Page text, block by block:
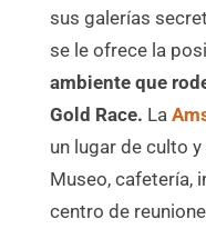
sus galerías
se le ofrece la
ambiente que
Gold Race. La
un lugar de culto
Museo, cafetería,
centro de